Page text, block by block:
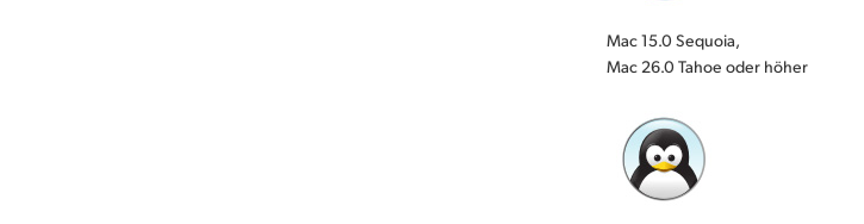
Mac 15.0 Sequoia,
Mac 26.0 Tahoe oder höher